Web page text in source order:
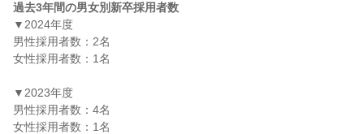
過去3年間の男女別新卒採用者数
▼2024年度
男性採用者数：2名
女性採用者数：1名
▼2023年度
男性採用者数：4名
女性採用者数：1名